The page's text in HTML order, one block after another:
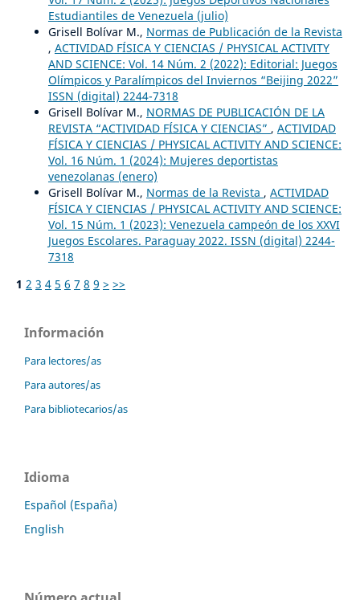
Estudiantiles de Venezuela (julio)
Grisell Bolívar M., Normas de Publicación de la Revista
, ACTIVIDAD FÍSICA Y CIENCIAS / PHYSICAL ACTIVITY
AND SCIENCE: Vol. 14 Núm. 2 (2022): Editorial: Juegos
Olímpicos y Paralímpicos del Inviernos “Beijing 2022”
ISSN (digital) 2244-7318
Grisell Bolívar M., NORMAS DE PUBLICACIÓN DE LA
REVISTA “ACTIVIDAD FÍSICA Y CIENCIAS” , ACTIVIDAD
FÍSICA Y CIENCIAS / PHYSICAL ACTIVITY AND SCIENCE:
Vol. 16 Núm. 1 (2024): Mujeres deportistas
venezolanas (enero)
Grisell Bolívar M., Normas de la Revista , ACTIVIDAD
FÍSICA Y CIENCIAS / PHYSICAL ACTIVITY AND SCIENCE:
Vol. 15 Núm. 1 (2023): Venezuela campeón de los XXVI
Juegos Escolares. Paraguay 2022. ISSN (digital) 2244-
7318
1 2 3 4 5 6 7 8 9 > >>
Información
Para lectores/as
Para autores/as
Para bibliotecarios/as
Idioma
Español (España)
English